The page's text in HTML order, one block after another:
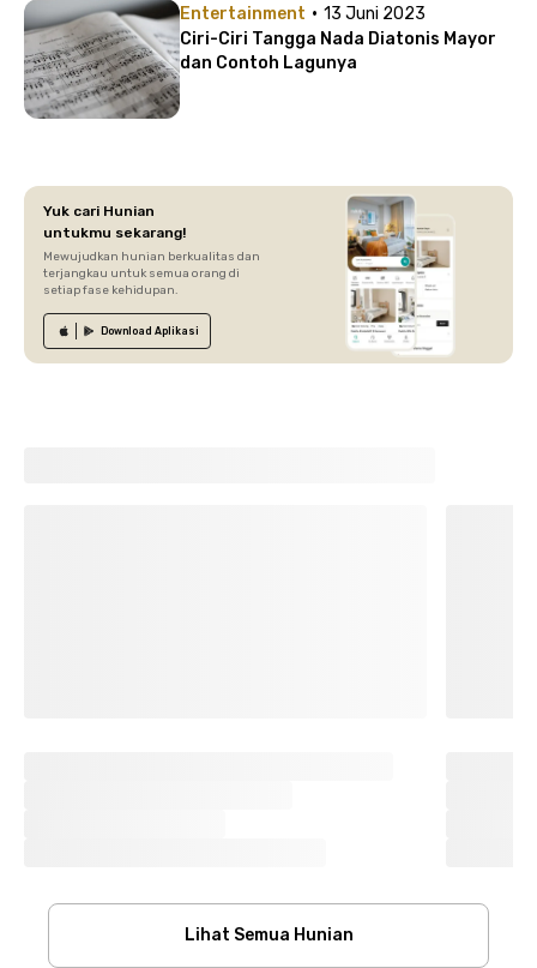
Entertainment · 13 Juni 2023
Ciri-Ciri Tangga Nada Diatonis Mayor
dan Contoh Lagunya
Yuk cari Hunian
untukmu sekarang!
Mewujudkan hunian berkualitas dan
terjangkau untuk semua orang di
setiap fase kehidupan.
Download Aplikasi
Lihat Semua Hunian